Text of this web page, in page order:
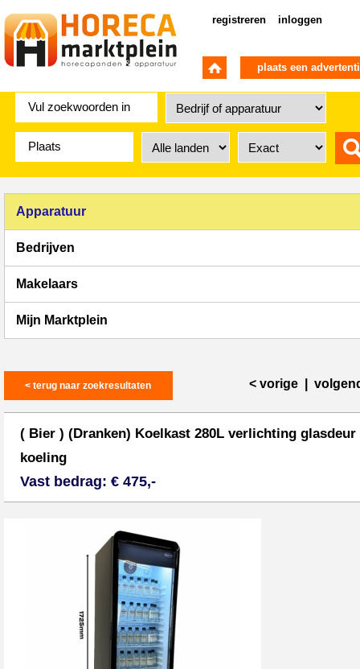
registreren inloggen
plaats een
Apparatuur
Bedrijven
Makelaars
Mijn Marktplein
< terug naar zoekresultaten < vorige
( Bier ) (Dranken) Koelkast 280L verlichting glasdeur
koeling
Vast bedrag: € 475,-